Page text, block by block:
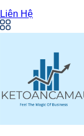
Liên Hệ